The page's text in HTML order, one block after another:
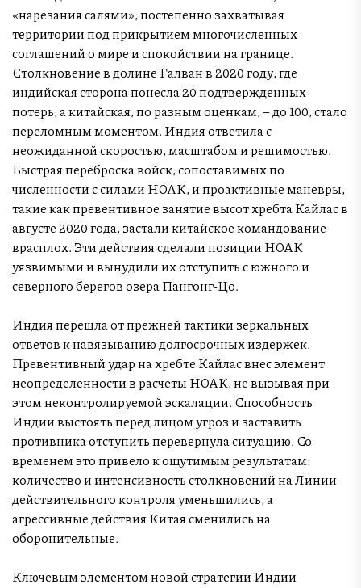
«нарезания салями», постепенно захватывая
территории под прикрытием многочисленных
соглашений о мире и спокойствии на границе.
Столкновение в долине Галван в 2020 году, где
индийская сторона понесла 20 подтвержденных
потерь, а китайская, по разным оценкам, – до 100, стало
переломным моментом. Индия ответила с
неожиданной скоростью, масштабом и решимостью.
Быстрая переброска войск, сопоставимых по
численности с силами НОАК, и проактивные маневры,
такие как превентивное занятие высот хребта Кайлас в
августе 2020 года, застали китайское командование
врасплох. Эти действия сделали позиции НОАК
уязвимыми и вынудили их отступить с южного и
северного берегов озера Пангонг-Цо.
Индия перешла от прежней тактики зеркальных
ответов к навязыванию долгосрочных издержек.
Превентивный удар на хребте Кайлас внес элемент
неопределенности в расчеты НОАК, не вызывая при
этом неконтролируемой эскалации. Способность
Индии выстоять перед лицом угроз и заставить
противника отступить перевернула ситуацию. Со
временем это привело к ощутимым результатам:
количество и интенсивность столкновений на Линии
действительного контроля уменьшились, а
агрессивные действия Китая сменились на
оборонительные.
Ключевым элементом новой стратегии Индии